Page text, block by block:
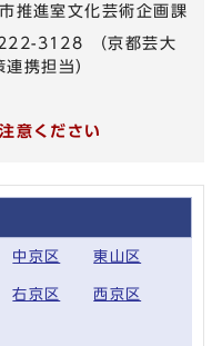
推進室文化芸術企画課
3128 （京都芸大
携担当）
意ください
中京区 東山区
右京区 西京区